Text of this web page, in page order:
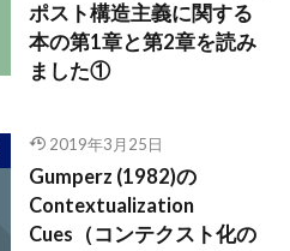
ポスト構造主義に関する
本の第1章と第2章を読み
ました①
2019年3月25日
Gumperz (1982)の
Contextualization
Cues（コンテクスト化の